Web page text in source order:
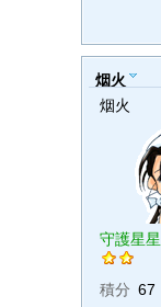
烟火
烟火
守護星星
積分 67